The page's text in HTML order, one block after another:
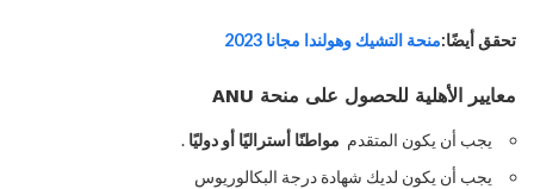
تحقق أيضًا:منحة التشيك وهولندا مجانا 2023
معايير الأهلية للحصول على منحة ANU
يجب أن يكون المتقدم مواطنًا أستراليًا أو دوليًا .
يجب أن يكون لديك شهادة درجة البكالوريوس